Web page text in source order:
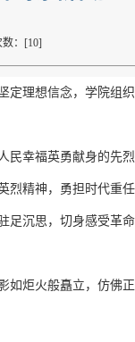
数：[10]
理想信念，学院组
幸福英勇献身的先
精神，勇担时代重
沉思，切身感受革
炬火般矗立，仿佛